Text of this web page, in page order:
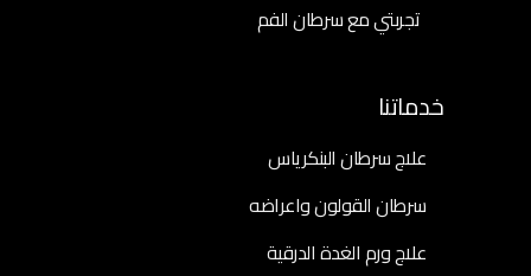
تجربتي مع سرطان الفم
خدماتنا
علاج سرطان البنكرياس
سرطان القولون واعراضه
علاج ورم الغدة الدرقية